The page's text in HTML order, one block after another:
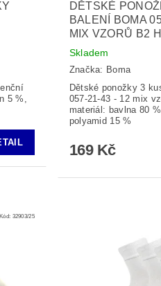
5 %,
DĚTSKÉ
BALENÍ BOMA
MIX VZORŮ B2
Skladem
Značka: Boma
Dětské ponožky 3
057-21-43 - 12 mix
materiál: bavlna 80
polyamid 15 %
169 Kč
Kód: 32903/25